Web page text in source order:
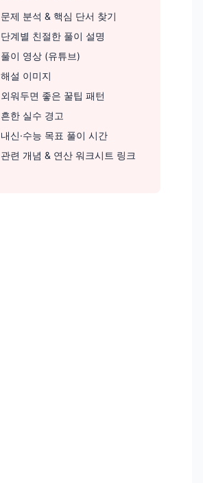
문제 분석 & 핵심 단서 찾기
단계별 친절한 풀이 설명
풀이 영상 (유튜브)
해설 이미지
외워두면 좋은 꿀팁 패턴
흔한 실수 경고
내신·수능 목표 풀이 시간
관련 개념 & 연산 워크시트 링크